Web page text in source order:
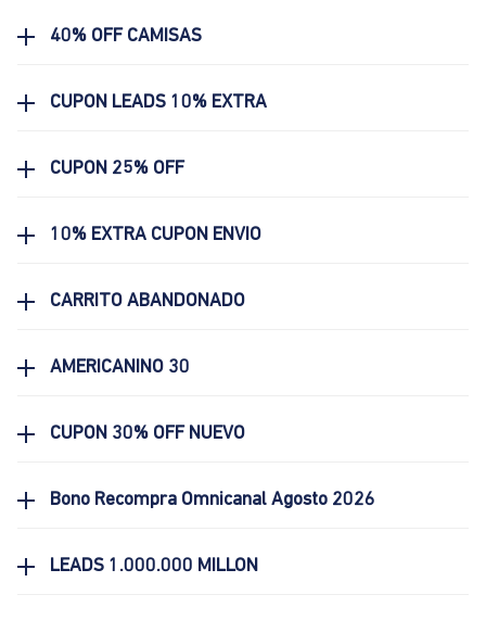
40% OFF CAMISAS
CUPON LEADS 10% EXTRA
CUPON 25% OFF
10% EXTRA CUPON ENVIO
CARRITO ABANDONADO
AMERICANINO 30
CUPON 30% OFF NUEVO
Bono Recompra Omnicanal Agosto 2026
LEADS 1.000.000 MILLON